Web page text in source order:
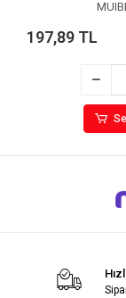
197,89 TL